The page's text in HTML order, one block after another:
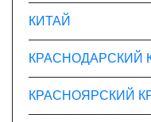
КИТАЙ
КРАСНОДАРСКИЙ
КРАСНОЯРСКИЙ